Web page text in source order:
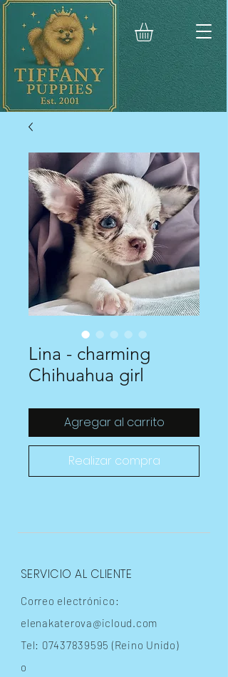
Lina - charming
Chihuahua girl
Agregar al carrito
Realizar compra
SERVICIO AL CLIENTE
Correo electrónico:
elenakaterova@icloud.com
Tel: 07437839595 (Reino Unido)
o